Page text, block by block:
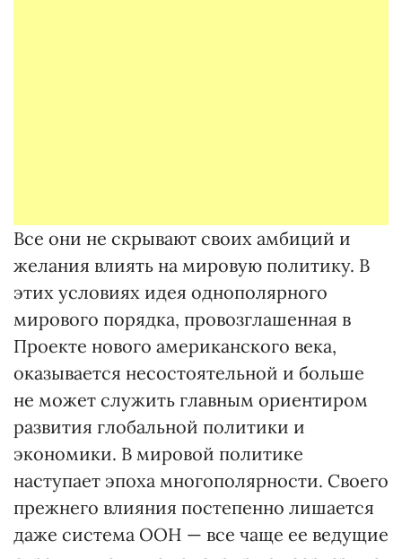
Все они не скрывают своих амбиций и
желания влиять на мировую политику. В
этих условиях идея однополярного
мирового порядка, провозглашенная в
Проекте нового американского века,
оказывается несостоятельной и больше
не может служить главным ориентиром
развития глобальной политики и
экономики. В мировой политике
наступает эпоха многополярности. Своего
прежнего влияния постепенно лишается
даже система ООН — все чаще ее ведущие